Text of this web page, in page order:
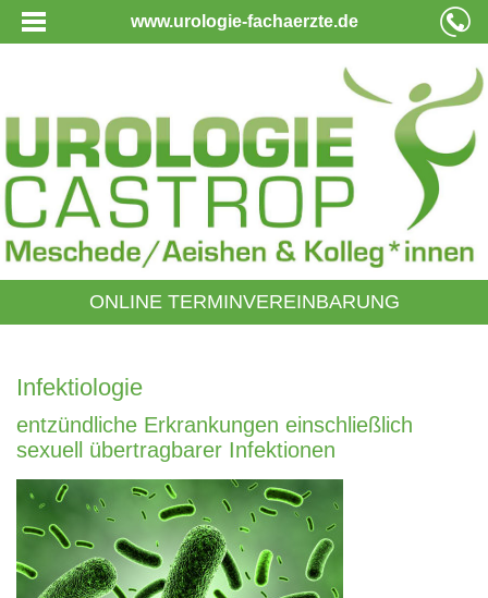
www.urologie-fachaerzte.de
ONLINE TERMINVEREINBARUNG
Infektiologie
entzündliche Erkrankungen einschließlich
sexuell übertragbarer Infektionen